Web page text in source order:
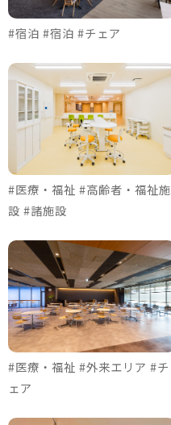
#宿泊 #宿泊 #チェア
#医療・福祉 #高齢者・福祉施
設 #諸施設
#医療・福祉 #外来エリア #チ
ェア